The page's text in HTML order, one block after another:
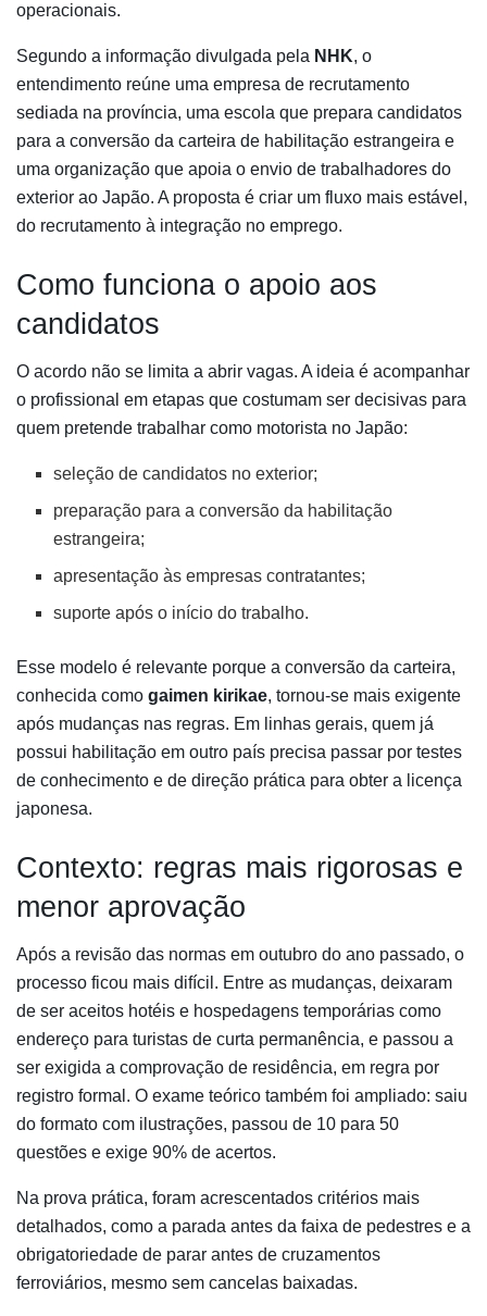
operacionais.
Segundo a informação divulgada pela NHK, o
entendimento reúne uma empresa de recrutamento
sediada na província, uma escola que prepara candidatos
para a conversão da carteira de habilitação estrangeira e
uma organização que apoia o envio de trabalhadores do
exterior ao Japão. A proposta é criar um fluxo mais estável,
do recrutamento à integração no emprego.
Como funciona o apoio aos
candidatos
O acordo não se limita a abrir vagas. A ideia é acompanhar
o profissional em etapas que costumam ser decisivas para
quem pretende trabalhar como motorista no Japão:
seleção de candidatos no exterior;
preparação para a conversão da habilitação
estrangeira;
apresentação às empresas contratantes;
suporte após o início do trabalho.
Esse modelo é relevante porque a conversão da carteira,
conhecida como gaimen kirikae, tornou-se mais exigente
após mudanças nas regras. Em linhas gerais, quem já
possui habilitação em outro país precisa passar por testes
de conhecimento e de direção prática para obter a licença
japonesa.
Contexto: regras mais rigorosas e
menor aprovação
Após a revisão das normas em outubro do ano passado, o
processo ficou mais difícil. Entre as mudanças, deixaram
de ser aceitos hotéis e hospedagens temporárias como
endereço para turistas de curta permanência, e passou a
ser exigida a comprovação de residência, em regra por
registro formal. O exame teórico também foi ampliado: saiu
do formato com ilustrações, passou de 10 para 50
questões e exige 90% de acertos.
Na prova prática, foram acrescentados critérios mais
detalhados, como a parada antes da faixa de pedestres e a
obrigatoriedade de parar antes de cruzamentos
ferroviários, mesmo sem cancelas baixadas.